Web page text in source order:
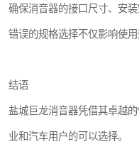
确保消音器的接口尺寸、安
错误的规格选择不仅影响使
结语
盐城巨龙消音器凭借其卓越
业和汽车用户的可以选择。